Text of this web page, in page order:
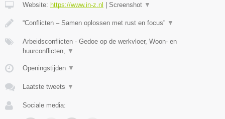
Website: https://www.in-z.nl Screenshot ▼
“Conflicten – Samen oplossen met rust en focus” ▼
Arbeidsconflicten - Gedoe op de werkvloer, Woon- en
huurconflicten,
▼
Openingstijden ▼
Laatste tweets ▼
Sociale media: